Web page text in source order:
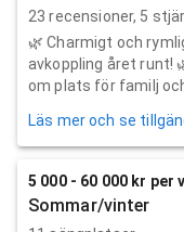
23 recensioner, 5
🌿 Charmigt och
avkoppling året runt!
om plats för familj och
Läs mer och se
5 000 - 60 000 kr per
Sommar/vinter